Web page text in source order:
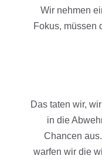
Wir nehmen
Fokus, müssen
Das taten wir,
in die
Chancen
warfen wir die